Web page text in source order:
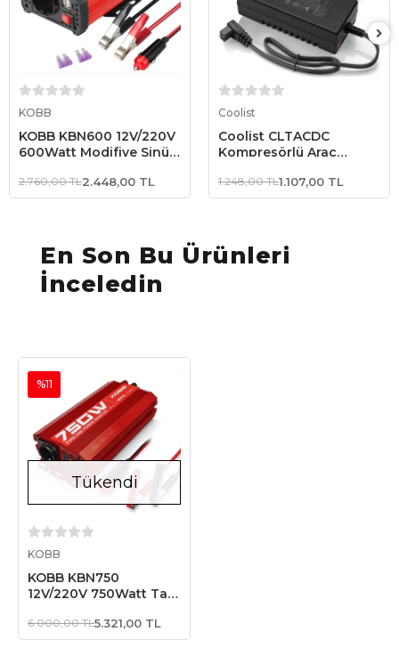
KOBB
KOBB KBN600 12V/220V
600Watt Modifiye Sinüs
2.760,00 TL2.448,00 TL
Coolist
Coolist CLTACDC
Kompresörlü Araç
220Volt/12Volt 6,0Ah
Dönüştürücü Adaptör
1.248,00 TL1.107,00 TL
En Son Bu Ürünleri
İnceledin
Tükendi
KOBB
KOBB KBN750
12V/220V 750Watt Tam
İnvertör
%11
6.000,00 TL5.321,00 TL